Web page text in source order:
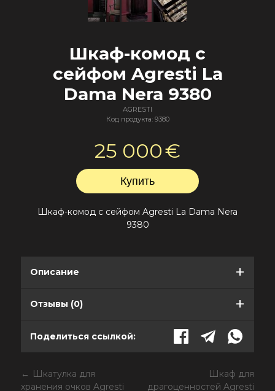
Шкаф-комод с
сейфом Agresti La
Dama Nera 9380
AGRESTI
Код продукта: 9380
25 000€
Шкаф-комод с сейфом Agresti La Dama Nera
9380
Описание
Отзывы (0)
Поделиться ссылкой:
Шкатулка для
хранения очков Agresti
Шкаф для
драгоценностей Agresti